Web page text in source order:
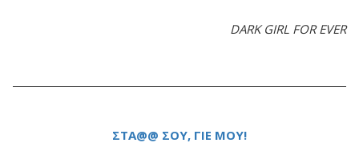
DARK GIRL FOR EVER
ΣΤΑ@@ ΣΟΥ, ΓΙΕ ΜΟΥ!